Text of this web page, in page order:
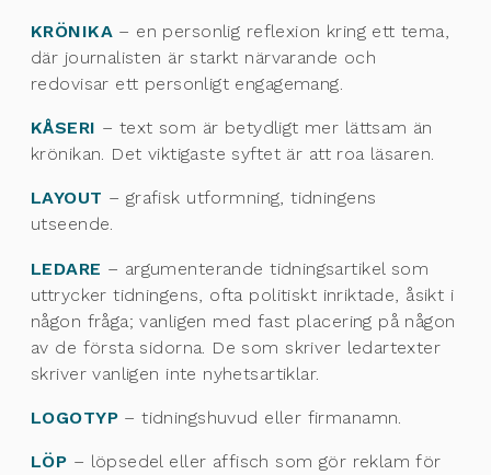
KRÖNIKA– en personlig reflexion kring ett tema,
där journalisten är starkt närvarande och
redovisar ett personligt engagemang.
KÅSERI – text som är betydligt mer lättsam än
krönikan. Det viktigaste syftet är att roa läsaren.
LAYOUT – grafisk utformning, tidningens
utseende.
LEDARE – argumenterande tidningsartikel som
uttrycker tidningens, ofta politiskt inriktade, åsikt i
någon fråga; vanligen med fast placering på någon
av de första sidorna. De som skriver ledartexter
skriver vanligen inte nyhetsartiklar.
LOGOTYP– tidningshuvud eller firmanamn.
LÖP – löpsedel eller affisch som gör reklam för